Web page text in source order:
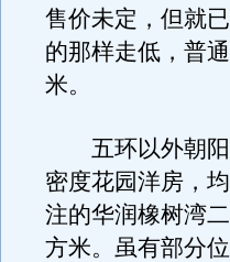
售价未定，但就
的那样走低，普
米。
五环以外朝阳
密度花园洋房，
注的华润橡树湾
方米。虽有部分